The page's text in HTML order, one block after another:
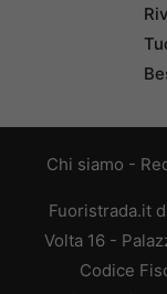
Chi siamo -
Fuoristrada.it
Volta 16 -
Codice